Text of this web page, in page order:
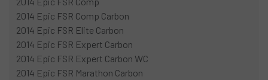
2014 Epic FSR Comp Carbon
2014 Epic FSR Elite Carbon
2014 Epic FSR Expert Carbon
2014 Epic FSR Expert Carbon WC
2014 Epic FSR Marathon Carbon